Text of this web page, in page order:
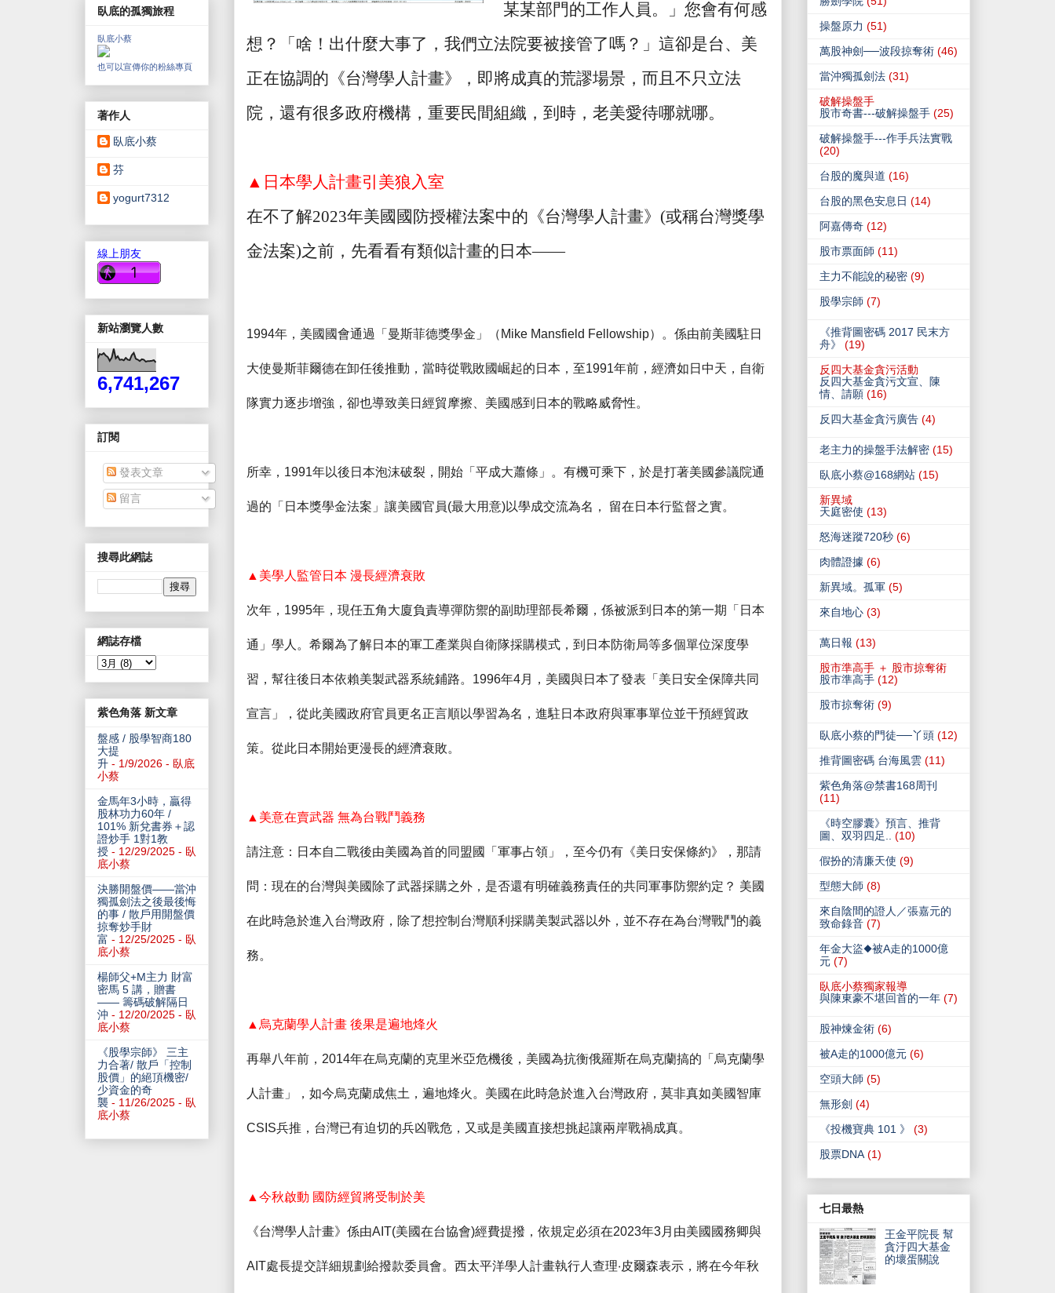
某某部門的工作人員。」您會有何感
想？「啥！出什麼大事了，我們立法院要被接管了嗎？」這卻是台、美
正在協調的《台灣學人計畫》，即將成真的荒謬場景，而且不只立法
院，還有很多政府機構，重要民間組織，到時，老美愛待哪就哪。
▲日本學人計畫引美狼入室
在不了解2023年美國國防授權法案中的《台灣學人計畫》 (或稱台灣獎學
金法案)之前，先看看有類似計畫的日本——
1994年，美國國會通過「曼斯菲德獎學金」（ Mike Mansfield Fellowship）。係由前美國駐日
大使曼斯菲爾德在卸任後推動，當時從戰敗國崛起的日本，至1991年前，經濟如日中天，自衛
隊實力逐步增強，卻也導致美日經貿摩擦、美國感到日本的戰略威脅性。
所幸， 1991年以後日本泡沫破裂，開始「平成大蕭條」。有機可乘下，於是打著美國參議院通
過的「日本獎學金法案」讓美國官員(最大用意)以學成交流為名， 留在日本行監督之實。
▲美學人監管日本 漫長經濟衰敗
次年， 1995年，現任五角大廈負責導彈防禦的副助理部長希爾，係被派到日本的第一期「日本
通」學人。希爾為了解日本的軍工產業與自衛隊採購模式，到日本防衛局等多個單位深度學
習，幫往後日本依賴美製武器系統鋪路。 1996年4月，美國與日本了發表「美日安全保障共同
宣言」，從此美國政府官員更名正言順以學習為名，進駐日本政府與軍事單位並干預經貿政
策。從此日本開始更漫長的經濟衰敗。
▲美意在賣武器 無為台戰鬥義務
請注意：日本自二戰後由美國為首的同盟國「軍事占領」，至今仍有《美日安保條約》，那請
問：現在的台灣與美國除了武器採購之外，是否還有明確義務責任的共同軍事防禦約定？ 美國
在此時急於進入台灣政府，除了想控制台灣順利採購美製武器以外，並不存在為台灣戰鬥的義
務。
▲烏克蘭學人計畫 後果是遍地烽火
再舉八年前， 2014年在烏克蘭的克里米亞危機後，美國為抗衡俄羅斯在烏克蘭搞的「烏克蘭學
人計畫」，如今烏克蘭成焦土，遍地烽火。美國在此時急於進入台灣政府，莫非真如美國智庫
CSIS兵推，台灣已有迫切的兵凶戰危，又或是美國直接想挑起讓兩岸戰禍成真。
▲今秋啟動 國防經貿將受制於美
《台灣學人計畫》係由AIT(美國在台協會)經費提撥，依規定必須在2023年3月由美國國務卿與
AIT處長提交詳細規劃給撥款委員會。西太平洋學人計畫執行人查理‧皮爾森表示，將在今年秋
臥底的孤獨旅程
臥底小蔡
也可以宣傳你的粉絲專頁
著作人
臥底小蔡
芬
yogurt7312
線上朋友
新站瀏覽人數
6,741,267
訂閱
發表文章
留言
搜尋此網誌
網誌存檔
紫色角落 新文章
盤感 / 股學智商180
大提
升 - 1/9/2026 - 臥底
小蔡
金馬年3小時，贏得
股林功力60年 /
101% 新兌書券＋認
證炒手 1對1教
授 - 12/29/2025 - 臥
底小蔡
決勝開盤價——當沖
獨孤劍法之後最後悔
的事 / 散戶用開盤價
掠奪炒手財
富 - 12/25/2025 - 臥
底小蔡
楊師父+M主力 財富
密馬 5 講，贈書
—— 籌碼破解隔日
沖 - 12/20/2025 - 臥
底小蔡
《股學宗師》 三主
力合著/ 散戶「控制
股價」的絕頂機密/
少資金的奇
襲 - 11/26/2025 - 臥
底小蔡
操盤原力 (51)
萬股神劍──波段掠奪術 (46)
當沖獨孤劍法 (31)
破解操盤手
股市奇書---破解操盤手 (25)
破解操盤手---作手兵法實戰
(20)
台股的魔與道 (16)
台股的黑色安息日 (14)
阿嘉傳奇 (12)
股市票面師 (11)
主力不能說的秘密 (9)
股學宗師 (7)
《推背圖密碼 2017 民末方
舟》
(19)
反四大基金貪污活動
反四大基金貪污文宣、陳
情、請願 (16)
反四大基金貪污廣告 (4)
老主力的操盤手法解密 (15)
臥底小蔡@168網站 (15)
新異域
天庭密使 (13)
怒海迷蹤720秒 (6)
肉體證據 (6)
新異域。孤軍 (5)
來自地心 (3)
萬日報 (13)
股市準高手 ＋ 股市掠奪術
股市準高手 (12)
股市掠奪術 (9)
臥底小蔡的門徒──丫頭 (12)
推背圖密碼 台海風雲 (11)
紫色角落@禁書168周刊
(11)
《時空膠囊》預言、推背
圖、双羽四足..
(10)
假扮的清廉天使 (9)
型態大師 (8)
來自陰間的證人／張嘉元的
致命錄音 (7)
年金大盜◆被A走的1000億
元 (7)
臥底小蔡獨家報導
與陳東豪不堪回首的一年 (7)
股神煉金術 (6)
被A走的1000億元 (6)
空頭大師 (5)
無形劍 (4)
《投機寶典 101 》
(3)
股票DNA (1)
七日最熱
王金平院長 幫
貪汙四大基金
的壞蛋關說